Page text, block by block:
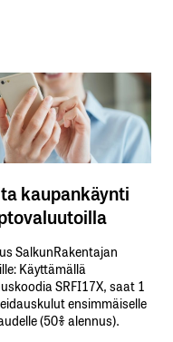
kaupankäynti
SalkunRakentajan
Käyttämällä​
​SRFI17X,​ ​saat​ ​1
​ensimmäiselle​
​(50%​ ​alennus).